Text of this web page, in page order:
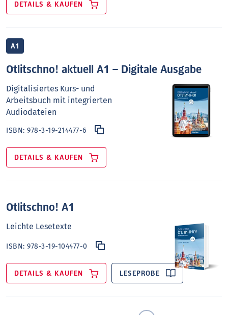
DETAILS & KAUFEN
A1
Otlitschno! aktuell A1 – Digitale Ausgabe
Digitalisiertes Kurs- und
Arbeitsbuch mit integrierten
Audiodateien
ISBN:978-3-19-214477-6
DETAILS & KAUFEN
Otlitschno! A1
Leichte Lesetexte
ISBN:978-3-19-104477-0
DETAILS & KAUFEN LESEPROBE